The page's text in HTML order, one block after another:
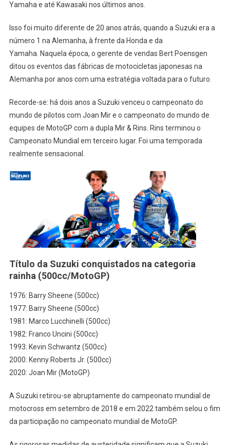
Yamaha e até Kawasaki nos últimos anos.
Isso foi muito diferente de 20 anos atrás, quando a Suzuki era a
número 1 na Alemanha, à frente da Honda e da
Yamaha. Naquela época, o gerente de vendas Bert Poensgen
ditou os eventos das fábricas de motocicletas japonesas na
Alemanha por anos com uma estratégia voltada para o futuro.
Recorde-se: há dois anos a Suzuki venceu o campeonato do
mundo de pilotos com Joan Mir e o campeonato do mundo de
equipes de MotoGP com a dupla Mir & Rins. Rins terminou o
Campeonato Mundial em terceiro lugar. Foi uma temporada
realmente sensacional.
Título da Suzuki conquistados na categoria
rainha (500cc/MotoGP)
1976: Barry Sheene (500cc)
1977: Barry Sheene (500cc)
1981: Marco Lucchinelli (500cc)
1982: Franco Uncini (500cc)
1993: Kevin Schwantz (500cc)
2000: Kenny Roberts Jr. (500cc)
2020: Joan Mir (MotoGP)
A Suzuki retirou-se abruptamente do campeonato mundial de
motocross em setembro de 2018 e em 2022 também selou o fim
da participação no campeonato mundial de MotoGP.